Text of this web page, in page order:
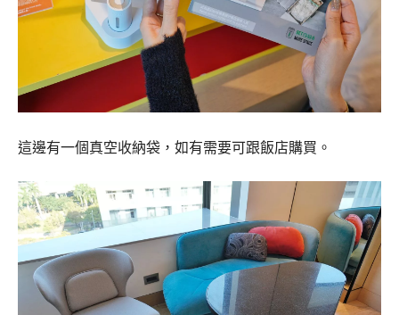
這邊有一個真空收納袋，如有需要可跟飯店購買。